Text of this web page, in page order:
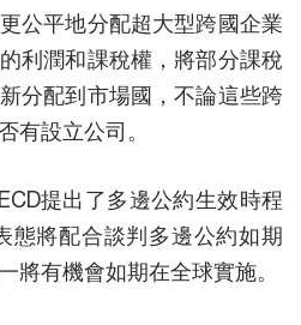
公平地分配超大型跨國企業
利潤和課稅權，將部分課稅
分配到市場國，不論這些跨
有設立公司。
提出了多邊公約生效時程
態將配合談判多邊公約如期
將有機會如期在全球實施。